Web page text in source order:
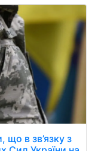
що в зв’язку з